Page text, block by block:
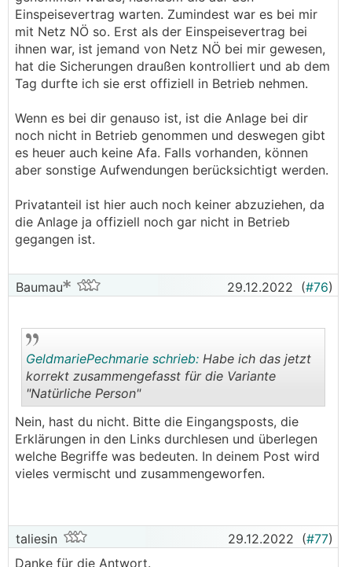
Einspeisevertrag warten. Zumindest war es bei mir
mit Netz NÖ so. Erst als der Einspeisevertrag bei
ihnen war, ist jemand von Netz NÖ bei mir gewesen,
hat die Sicherungen draußen kontrolliert und ab dem
Tag durfte ich sie erst offiziell in Betrieb nehmen.
Wenn es bei dir genauso ist, ist die Anlage bei dir
noch nicht in Betrieb genommen und deswegen gibt
es heuer auch keine Afa. Falls vorhanden, können
aber sonstige Aufwendungen berücksichtigt werden.
Privatanteil ist hier auch noch keiner abzuziehen, da
die Anlage ja offiziell noch gar nicht in Betrieb
gegangen ist.
Baumau 29.12.2022 (#76)
..
GeldmariePechmarie schrieb: Habe ich das jetzt
korrekt zusammengefasst für die Variante
"Natürliche Person"
Nein, hast du nicht. Bitte die Eingangsposts, die
Erklärungen in den Links durchlesen und überlegen
welche Begriffe was bedeuten. In deinem Post wird
vieles vermischt und zusammengeworfen.
taliesin 29.12.2022 (#77)
Danke für die Antwort.